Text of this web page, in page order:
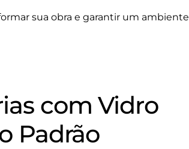
sua obra e garantir um ambiente
com Vidro
Padrão